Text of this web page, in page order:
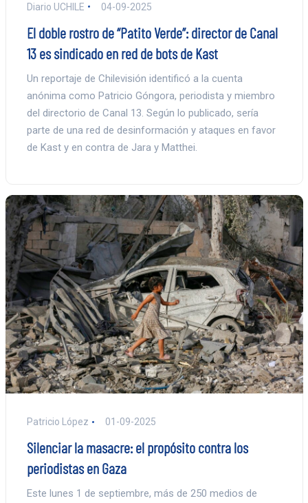
Diario UCHILE 04-09-2025
El doble rostro de “Patito Verde”: director de Canal
13 es sindicado en red de bots de Kast
Un reportaje de Chilevisión identificó a la cuenta
anónima como Patricio Góngora, periodista y miembro
del directorio de Canal 13. Según lo publicado, sería
parte de una red de desinformación y ataques en favor
de Kast y en contra de Jara y Matthei.
Patricio López 01-09-2025
Silenciar la masacre: el propósito contra los
periodistas en Gaza
Este lunes 1 de septiembre, más de 250 medios de